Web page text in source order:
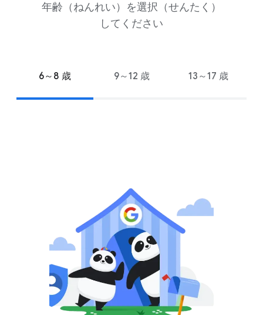
年齢​（ねんれい）を​選択​（せんたく）
してください
6～8 歳 9～12 歳 13～17 歳